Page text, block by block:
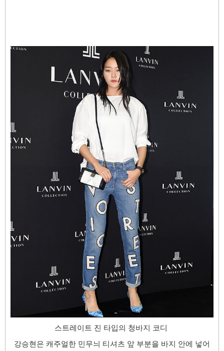
스트레이트 진 타입의 청바지 코디
강승현은 캐주얼한 민무늬 티셔츠 앞 부분을 바지 안에 넣어